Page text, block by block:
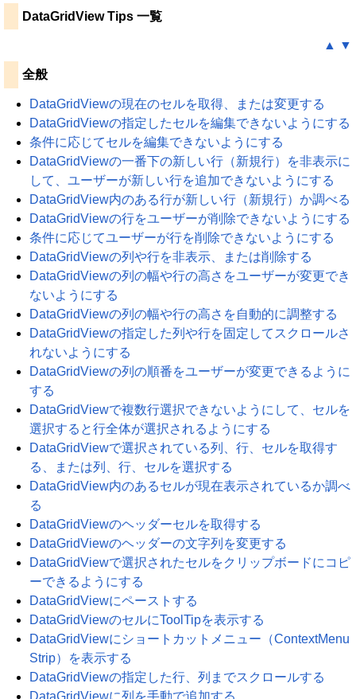
DataGridView Tips 一覧
▲ ▼
全般
DataGridViewの現在のセルを取得、または変更する
DataGridViewの指定したセルを編集できないようにする
条件に応じてセルを編集できないようにする
DataGridViewの一番下の新しい行（新規行）を非表示に
して、ユーザーが新しい行を追加できないようにする
DataGridView内のある行が新しい行（新規行）か調べる
DataGridViewの行をユーザーが削除できないようにする
条件に応じてユーザーが行を削除できないようにする
DataGridViewの列や行を非表示、または削除する
DataGridViewの列の幅や行の高さをユーザーが変更でき
ないようにする
DataGridViewの列の幅や行の高さを自動的に調整する
DataGridViewの指定した列や行を固定してスクロールさ
れないようにする
DataGridViewの列の順番をユーザーが変更できるように
する
DataGridViewで複数行選択できないようにして、セルを
選択すると行全体が選択されるようにする
DataGridViewで選択されている列、行、セルを取得す
る、または列、行、セルを選択する
DataGridView内のあるセルが現在表示されているか調べ
る
DataGridViewのヘッダーセルを取得する
DataGridViewのヘッダーの文字列を変更する
DataGridViewで選択されたセルをクリップボードにコピ
ーできるようにする
DataGridViewにペーストする
DataGridViewのセルにToolTipを表示する
DataGridViewにショートカットメニュー（ContextMenu
Strip）を表示する
DataGridViewの指定した行、列までスクロールする
DataGridViewに列を手動で追加する